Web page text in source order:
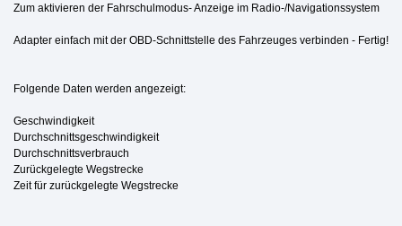
Zum aktivieren der Fahrschulmodus- Anzeige im Radio-/Navigationssystem
Adapter einfach mit der OBD-Schnittstelle des Fahrzeuges verbinden - Fertig!
Folgende Daten werden angezeigt:
Geschwindigkeit
Durchschnittsgeschwindigkeit
Durchschnittsverbrauch
Zurückgelegte Wegstrecke
Zeit für zurückgelegte Wegstrecke